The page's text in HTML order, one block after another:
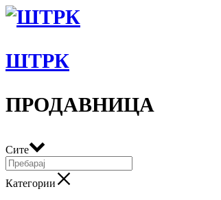
ШТРК
ПРОДАВНИЦА
Сите
Категории